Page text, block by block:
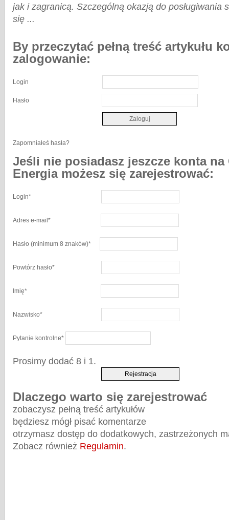
jak i zagranicą. Szczególną okazją do posługiwania
się ...
By przeczytać pełną treść artykułu
zalogowanie:
Login
Hasło
Zapomniałeś hasła?
Jeśli nie posiadasz jeszcze konta na
Energia możesz się zarejestrować:
Login*
Adres e-mail *
Hasło (minimum 8 znaków)*
Powtórz hasło*
Imię*
Nazwisko*
Pytanie kontrolne*
Prosimy dodać 8 i 1.
Dlaczego warto się zarejestrować
zobaczysz pełną treść artykułów
będziesz mógł pisać komentarze
otrzymasz dostęp do dodatkowych, zastrzeżonych
Zobacz również Regulamin.